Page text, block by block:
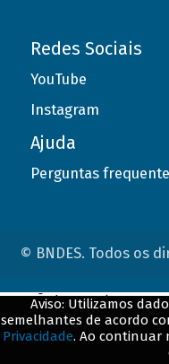
Redes Sociais
YouTube
Instagram
Ajuda
Perguntas
© BNDES. Todos os
Aviso: Utilizamos
semelhantes de acordo
Privacidade. Ao continuar
ConteÃºdo complementar
${title}${badge}